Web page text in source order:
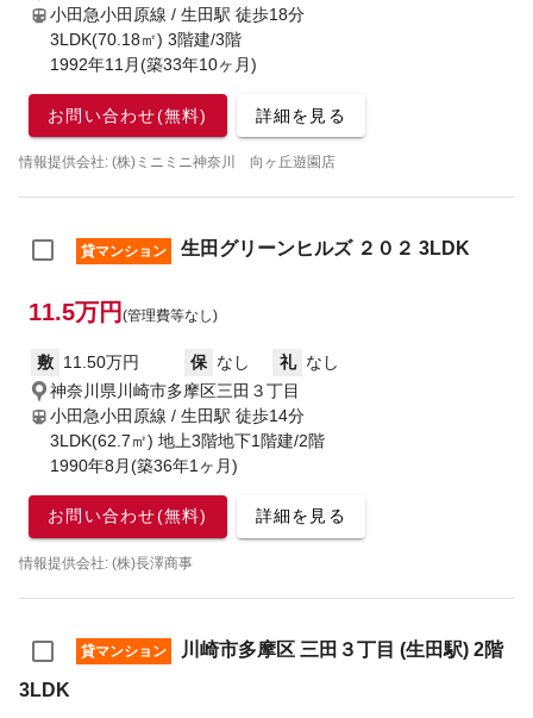
小田急小田原線 / 生田駅 徒歩18分
3LDK(70.18㎡) 3階建/3階
1992年11月(築33年10ヶ月)
お問い合わせ(無料) 詳細を見る
情報提供会社: (株)ミニミニ神奈川 向ヶ丘遊園店
貸マンション 生田グリーンヒルズ ２０２ 3LDK
11.5万円 (管理費等なし)
敷 11.50万円 保 なし 礼 なし
神奈川県川崎市多摩区三田３丁目
小田急小田原線 / 生田駅 徒歩14分
3LDK(62.7㎡) 地上3階地下1階建/2階
1990年8月(築36年1ヶ月)
お問い合わせ(無料) 詳細を見る
情報提供会社: (株)長澤商事
貸マンション
川崎市多摩区 三田３丁目 (生田駅) 2階
3LDK